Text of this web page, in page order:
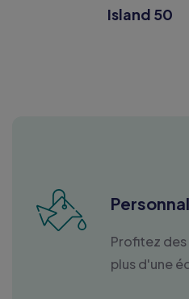
Island 50
Profitez
plus d'une